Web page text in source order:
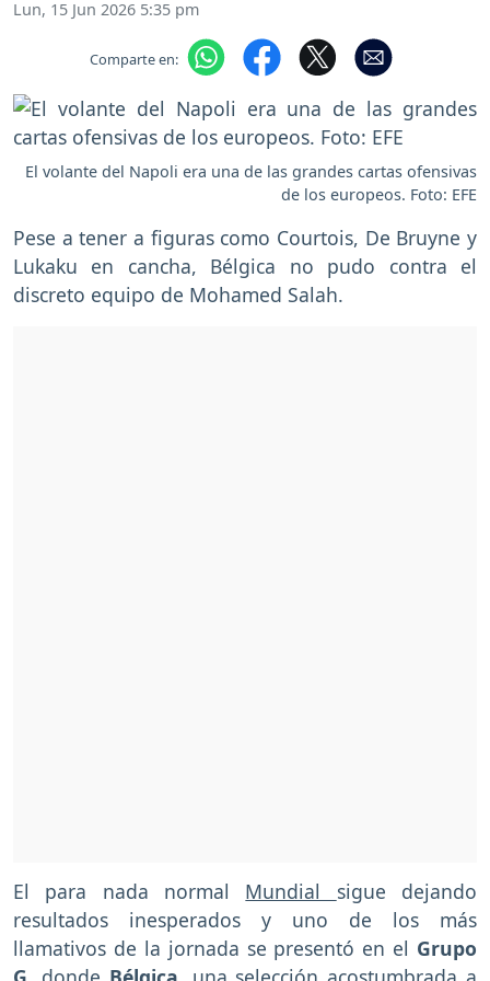
Lun, 15 Jun 2026 5:35 pm
Comparte en:
El volante del Napoli era una de las grandes cartas ofensivas
de los europeos. Foto: EFE
Pese a tener a figuras como Courtois, De Bruyne y
Lukaku en cancha, Bélgica no pudo contra el
discreto equipo de Mohamed Salah.
El para nada normal Mundial sigue dejando
resultados inesperados y uno de los más
llamativos de la jornada se presentó en el Grupo